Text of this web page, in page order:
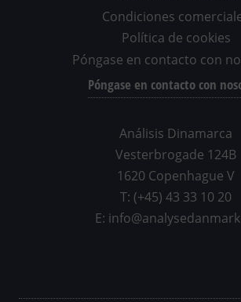
Condiciones
Política de cookies
Póngase en contacto con
Póngase en contacto con
Análisis Dinamarca
Vesterbrogade 124B
1620 Copenhague V
T: (+45) 43 33 10 20
E: